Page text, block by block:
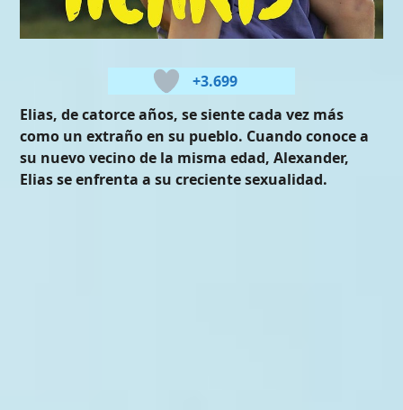
+3.699
Elias, de catorce años, se siente cada vez más
como un extraño en su pueblo. Cuando conoce a
su nuevo vecino de la misma edad, Alexander,
Elias se enfrenta a su creciente sexualidad.